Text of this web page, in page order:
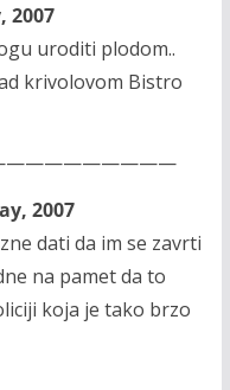
2007
uroditi plodom..
krivolovom Bistro
2007
dati da im se zavrti
na pamet da to
koja je tako brzo